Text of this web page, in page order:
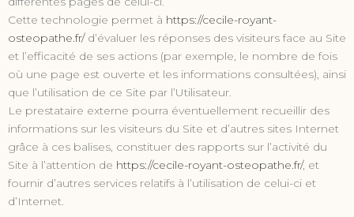
Cette technologie permet à https://cecile-royant-
osteopathe.fr/d’évaluer les réponses des visiteurs face au Site
et l’efficacité de ses actions (par exemple, le nombre de fois
où une page est ouverte et les informations consultées), ainsi
que l’utilisation de ce Site par l’Utilisateur.
Le prestataire externe pourra éventuellement recueillir des
informations sur les visiteurs du Site et d’autres sites Internet
grâce à ces balises, constituer des rapports sur l’activité du
Site à l’attention de https://cecile-royant-osteopathe.fr/, et
fournir d’autres services relatifs à l’utilisation de celui-ci et
d’Internet.